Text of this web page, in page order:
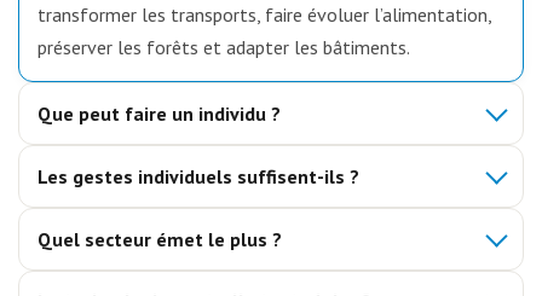
transformer les transports, faire évoluer l’alimentation,
préserver les forêts et adapter les bâtiments.
Que peut faire un individu ?
Les gestes individuels suffisent-ils ?
Quel secteur émet le plus ?